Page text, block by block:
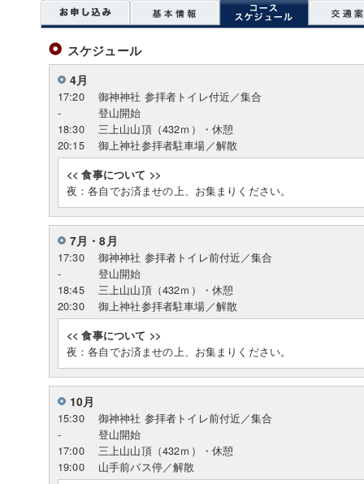
スケジュール
4月
17:20
御神神社 参拝者トイレ付近／集合
-
登山開始
18:30
三上山山頂（432ｍ）・休憩
20:15
御上神社参拝者駐車場／解散
<< 食事について >>
夜：各自でお済ませの上、お集まりください。
7月・8月
17:30
御神神社 参拝者トイレ前付近／集合
-
登山開始
18:45
三上山山頂（432ｍ）・休憩
20:30
御上神社参拝者駐車場／解散
<< 食事について >>
夜：各自でお済ませの上、お集まりください。
10月
15:30
御神神社 参拝者トイレ前付近／集合
-
登山開始
17:00
三上山山頂（432ｍ）・休憩
19:00
山手前バス停／解散